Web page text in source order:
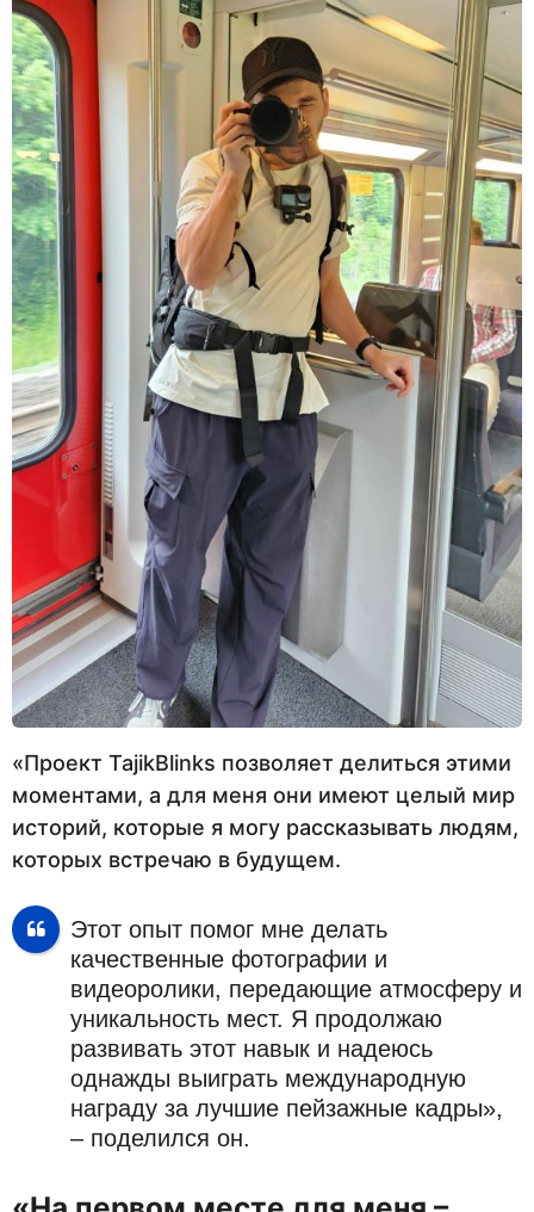
«Проект TajikBlinks позволяет делиться этими
моментами, а для меня они имеют целый мир
историй, которые я могу рассказывать людям,
которых встречаю в будущем.
Этот опыт помог мне делать
качественные фотографии и
видеоролики, передающие атмосферу и
уникальность мест. Я продолжаю
развивать этот навык и надеюсь
однажды выиграть международную
награду за лучшие пейзажные кадры»,
– поделился он.